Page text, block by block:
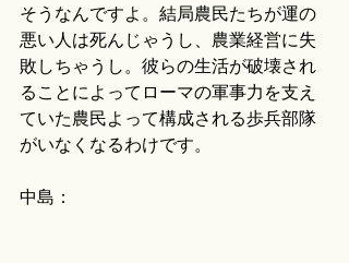
そうなんですよ。結局農民たちが運の
悪い人は死んじゃうし、農業経営に失
敗しちゃうし。彼らの生活が破壊され
ることによってローマの軍事力を支え
ていた農民よって構成される歩兵部隊
がいなくなるわけです。
中島：